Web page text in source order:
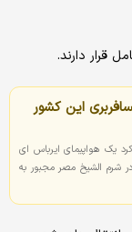
قرار دارند.
این کشور
یک هواپیمای ایرباس ای
در شرم الشیخ مصر مجبور به